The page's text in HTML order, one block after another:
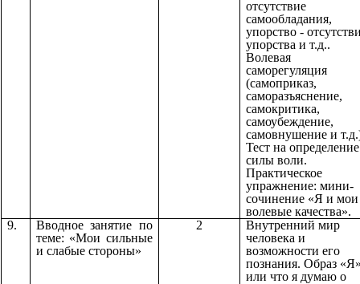
отсутствие
самообладания,
упорство -
упорства и т.д..
Волевая
саморегуляция
(самоприказ,
саморазъяснение,
самокритика,
самоубеждение,
самовнушение и
Тест на определение
силы воли.
Практическое
упражнение: мини-
сочинение «Я и мои
волевые качества».
9.
Вводное занятие по
теме: «Мои сильные
и слабые стороны»
2
Внутренний мир
человека и
возможности его
познания. Образ
или что я думаю о